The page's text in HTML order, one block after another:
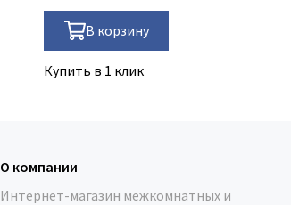
В корзину
Купить в 1 клик
О компании
Интернет-магазин межкомнатных и